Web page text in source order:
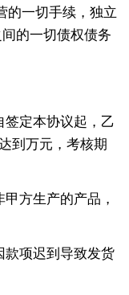
的一切手续，独立
的一切债权债务
签定本协议起，乙
到万元，考核期
方生产的产品，
款项迟到导致发货